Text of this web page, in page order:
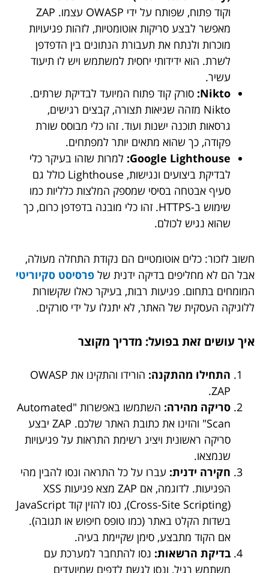
וקוד פתוח, שפותח על ידי OWASP עצמו. ZAP
מאפשר לבצע סריקות אוטומטיות, לזהות פגיעויות
מוכרות ולנתח את תעבורת הנתונים בין הדפדפן
לשרת. הוא ידידותי יחסית למשתמש ויש לו תיעוד
עשיר.
Nikto: סורק קוד פתוח המיועד לבדיקת שרתים.
Nikto מזהה שגיאות תצורה, קבצים רגישים,
גרסאות תוכנה ישנות ועוד. זהו כלי מבוסס שורת
פקודה, כך שהוא מתאים יותר למפתחים.
Google Lighthouse: למרות שזהו בעיקר כלי
לבדיקת ביצועים ונגישות, Lighthouse כולל גם
סעיף אבטחה בסיסי שמספק המלצות כלליות כמו
שימוש ב-HTTPS. זהו כלי מובנה בדפדפן כרום, כך
שהוא נגיש לכולם.
חשוב לזכור: כלים אוטומטיים הם נקודת התחלה מעולה,
אבל הם לא מחליפים בדיקה ידנית של פרסיסט סקיוריטי
המומחים בתחום. פגיעות רבות, בעיקר כאלו שקשורות
ללוגיקה העסקית של האתר, לא יתגלו על ידי סורקים.
איך עושים זאת בפועל: מדריך מקוצר
התחילו מהתקנה:
הורידו והתקינו את OWASP
ZAP.
סריקה מהירה:
השתמשו באפשרות "Automated
Scan" והזינו את כתובת האתר שלכם. ZAP יבצע
סריקה ראשונית ויציג רשימת התראות על פגיעויות
שנמצאו.
חקירה ידנית: עברו על כל התראה ונסו להבין מהי
הפגיעות. לדוגמה, אם ZAP מצא פגיעות XSS
(Cross-Site Scripting), נסו להזין קוד JavaScript
בשדות הקלט באתר (כמו טופס חיפוש או תגובה).
אם הקוד מתבצע, סימן שקיימת בעיה.
בדיקת הרשאות: נסו להתחבר למערכת עם
משתמש רגיל, ונסו לגשת לדפים שמיועדים